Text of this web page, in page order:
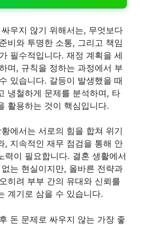
우지 않기 위해서는, 무엇보다
비와 투명한 소통, 그리고 책임
필수적입니다. 재정 계획을 세
며, 규칙을 정하는 과정에서 부
있습니다. 갈등이 발생했을 때
냉철하게 문제를 분석하며, 타
활용하는 것이 핵심입니다.
에서는 서로의 힘을 합쳐 위기
, 지속적인 재무 점검을 통해 안
력이 필요합니다. 결혼 생활에서
는 현실이지만, 올바른 전략과
히려 부부 간의 유대와 신뢰를
계기로 삼을 수 있습니다.
돈 문제로 싸우지 않는 가장 좋